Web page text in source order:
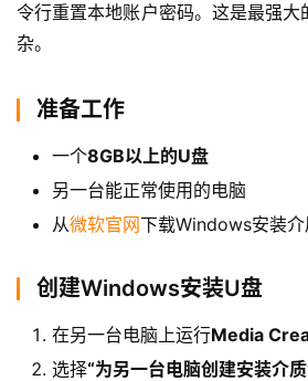
令行重置本地账户密码。这是最强大
杂。
准备工作
一个8GB以上的U盘
另一台能正常使用的电脑
从微软官网下载Windows安装
创建Windows安装U盘
在另一台电脑上运行Media
选择“为另一台电脑创建安装介质